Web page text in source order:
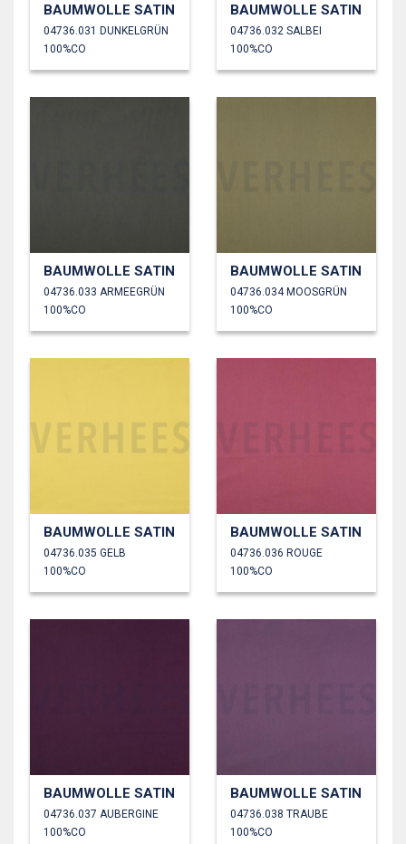
BAUMWOLLE SATIN
04736.031 DUNKELGRÜN
100%CO
BAUMWOLLE SATIN
04736.032 SALBEI
100%CO
BAUMWOLLE SATIN
04736.033 ARMEEGRÜN
100%CO
BAUMWOLLE SATIN
04736.034 MOOSGRÜN
100%CO
BAUMWOLLE SATIN
04736.035 GELB
100%CO
BAUMWOLLE SATIN
04736.036 ROUGE
100%CO
BAUMWOLLE SATIN
04736.037 AUBERGINE
100%CO
BAUMWOLLE SATIN
04736.038 TRAUBE
100%CO